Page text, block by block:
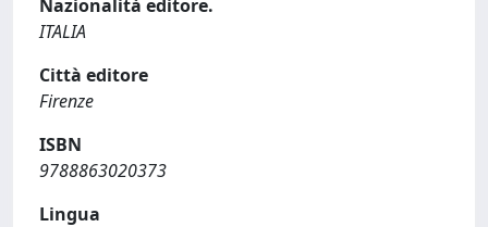
Nazionalità editore.
ITALIA
Città editore
Firenze
ISBN
9788863020373
Lingua